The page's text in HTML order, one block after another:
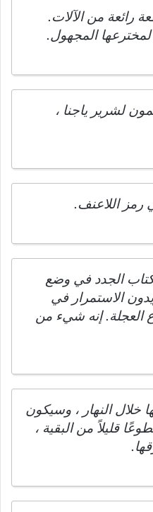
رائعة من الآلات.
المجهول.
لشرير ياجنا ،
رمز اللاعنف.
الجدد في وضع
الاستمرار في
العجلة. إنه شيء من
خلال النهار ، وسيكون
قليلاً من البقية ،